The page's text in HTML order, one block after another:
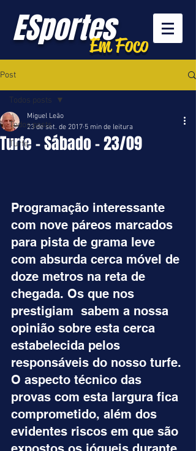
ESportesEm Foco
Post
Todos posts
Turfe
Todos posts
Turfe - Sábado - 23/09
Miguel Leão
23 de set. de 2017 5 min de leitura
Programação interessante
com nove páreos marcados
para pista de grama leve
com absurda cerca móvel de
doze metros na reta de
chegada. Os que nos
prestigiam  sabem a nossa
opinião sobre esta cerca
estabelecida pelos
responsáveis do nosso turfe.
O aspecto técnico das
provas com esta largura fica
comprometido, além dos
evidentes riscos em que são